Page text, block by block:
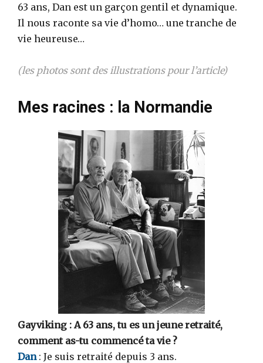
63 ans, Dan est un garçon gentil et dynamique.
Il nous raconte sa vie d’homo… une tranche de
vie heureuse…
(les photos sont des illustrations pour l’article)
Mes racines : la Normandie
Gayviking : A 63 ans, tu es un jeune retraité,
comment as-tu commencé ta vie ?
Dan: Je suis retraité depuis 3 ans.